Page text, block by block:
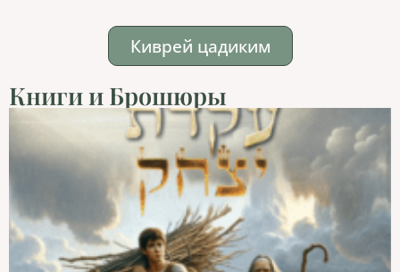
Киврей цадиким
Книги и Брошюры